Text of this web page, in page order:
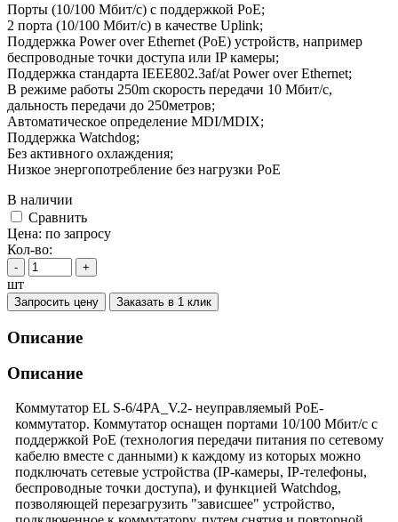
Порты (10/100 Мбит/с) с поддержкой РоЕ;
2 порта (10/100 Мбит/с) в качестве Uplink;
Поддержка Power over Ethernet (PoE) устройств, например
беспроводные точки доступа или IP камеры;
Поддержка стандарта IEEE802.3af/at Power over Ethernet;
В режиме работы 250m скорость передачи 10 Мбит/с,
дальность передачи до 250метров;
Автоматическое определение MDI/MDIX;
Поддержка Watchdog;
Без активного охлаждения;
Низкое энергопотребление без нагрузки PoE
В наличии
Cравнить
Цена: по запросу
Кол-во:
- +
шт
Запросить цену Заказать в 1 клик
Описание
Описание
Коммутатор EL S-6/4PA_V.2- неуправляемый PoE-
коммутатор. Коммутатор оснащен портами 10/100 Мбит/с с
поддержкой PoE (технология передачи питания по сетевому
кабелю вместе с данными) к каждому из которых можно
подключать сетевые устройства (IP-камеры, IP-телефоны,
беспроводные точки доступа), и функцией Watchdog,
позволяющей перезагрузить "зависшее" устройство,